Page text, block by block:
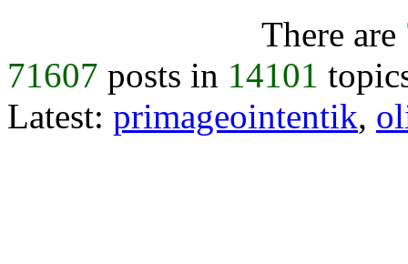
There are
71607 posts in 14101
Latest: primageointentik,